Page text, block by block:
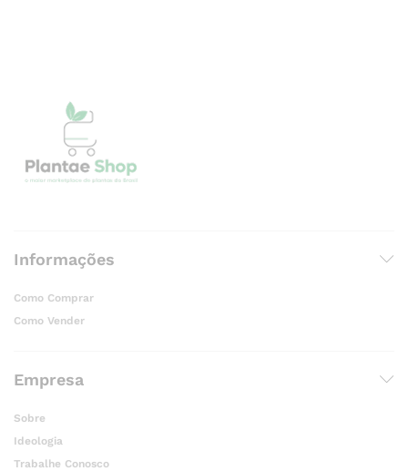
Informações
Como Comprar
Como Vender
Empresa
Sobre
Ideologia
Trabalhe Conosco